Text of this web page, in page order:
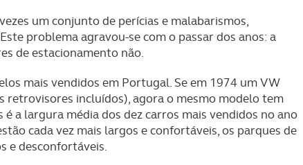
um conjunto de perícias e malabarismos,
problema agravou-se com o passar dos anos: a
de estacionamento não.
mais vendidos em Portugal. Se em 1974 um VW
incluídos), agora o mesmo modelo tem
a largura média dos dez carros mais vendidos no ano
cada vez mais largos e confortáveis, os parques de
e desconfortáveis.